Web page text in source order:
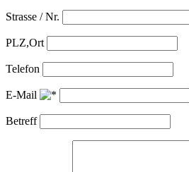
Strasse / Nr.
PLZ,Ort
Telefon
E-Mail
Betreff